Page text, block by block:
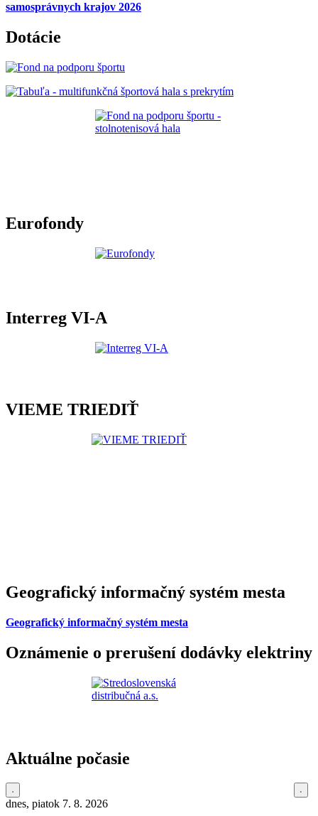
samosprávnych krajov 2026
Dotácie
Eurofondy
Interreg VI-A
VIEME TRIEDIŤ
Geografický informačný systém mesta
Geografický informačný systém mesta
Oznámenie o prerušení dodávky elektriny
Aktuálne počasie
dnes, piatok 7. 8. 2026